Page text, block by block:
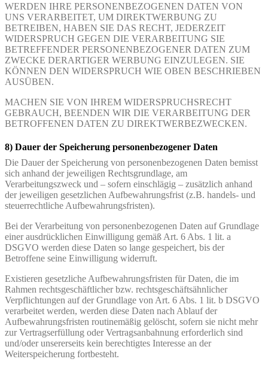
WERDEN IHRE PERSONENBEZOGENEN DATEN VON
UNS VERARBEITET, UM DIREKTWERBUNG ZU
BETREIBEN, HABEN SIE DAS RECHT, JEDERZEIT
WIDERSPRUCH GEGEN DIE VERARBEITUNG SIE
BETREFFENDER PERSONENBEZOGENER DATEN ZUM
ZWECKE DERARTIGER WERBUNG EINZULEGEN. SIE
KÖNNEN DEN WIDERSPRUCH WIE OBEN BESCHRIEBEN
AUSÜBEN.
MACHEN SIE VON IHREM WIDERSPRUCHSRECHT
GEBRAUCH, BEENDEN WIR DIE VERARBEITUNG DER
BETROFFENEN DATEN ZU DIREKTWERBEZWECKEN.
8) Dauer der Speicherung personenbezogener Daten
Die Dauer der Speicherung von personenbezogenen Daten bemisst
sich anhand der jeweiligen Rechtsgrundlage, am
Verarbeitungszweck und – sofern einschlägig – zusätzlich anhand
der jeweiligen gesetzlichen Aufbewahrungsfrist (z.B. handels- und
steuerrechtliche Aufbewahrungsfristen).
Bei der Verarbeitung von personenbezogenen Daten auf Grundlage
einer ausdrücklichen Einwilligung gemäß Art. 6 Abs. 1 lit. a
DSGVO werden diese Daten so lange gespeichert, bis der
Betroffene seine Einwilligung widerruft.
Existieren gesetzliche Aufbewahrungsfristen für Daten, die im
Rahmen rechtsgeschäftlicher bzw. rechtsgeschäftsähnlicher
Verpflichtungen auf der Grundlage von Art. 6 Abs. 1 lit. b DSGVO
verarbeitet werden, werden diese Daten nach Ablauf der
Aufbewahrungsfristen routinemäßig gelöscht, sofern sie nicht mehr
zur Vertragserfüllung oder Vertragsanbahnung erforderlich sind
und/oder unsererseits kein berechtigtes Interesse an der
Weiterspeicherung fortbesteht.